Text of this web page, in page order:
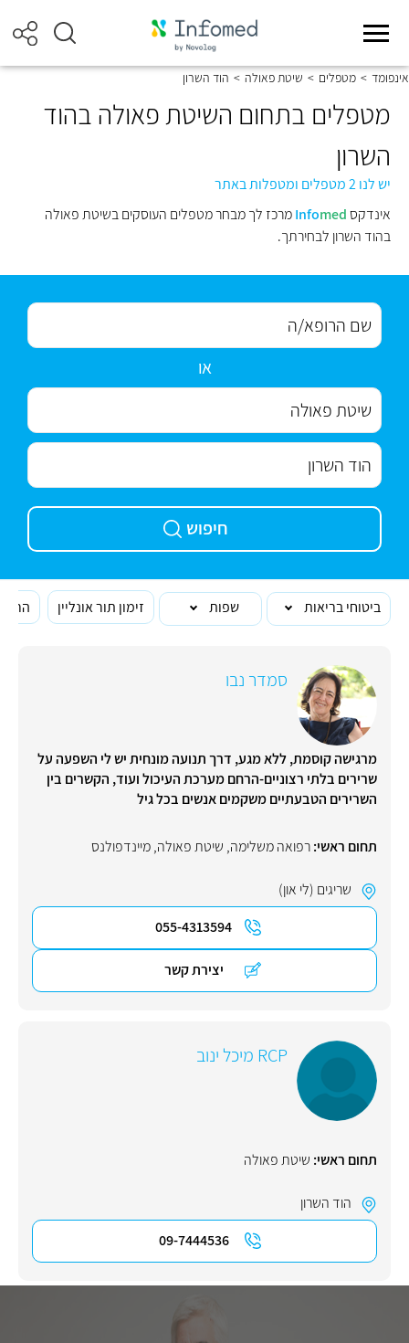
אינפומד > מטפלים > שיטת פאולה > הוד השרון
מטפלים בתחום השיטת פאולה בהוד
השרון
יש לנו 2 מטפלים ומטפלות באתר
אינדקס
Infomed
מרכז לך מבחר מטפלים העוסקים בשיטת פאולה
בהוד השרון לבחירתך.
או
חיפוש
ביטוחי בריאות שפות זימון תור אונליין
סמדר נבו
מרגישה קוסמת, ללא מגע, דרך תנועה מונחית יש לי השפעה על
שרירים בלתי רצוניים-הרחם מערכת העיכול ועוד, הקשרים בין
השרירים הטבעתיים משקמים אנשים בכל גיל
תחום ראשי:רפואה משלימה, שיטת פאולה,מיינדפולנס
שריגים (לי און)
055-4313594
יצירת קשר
RCP מיכל ינוב
תחום ראשי: שיטת פאולה
הוד השרון
09-7444536